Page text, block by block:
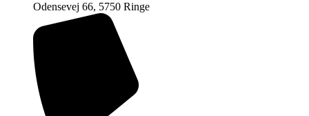
Odensevej 66, 5750 Ringe